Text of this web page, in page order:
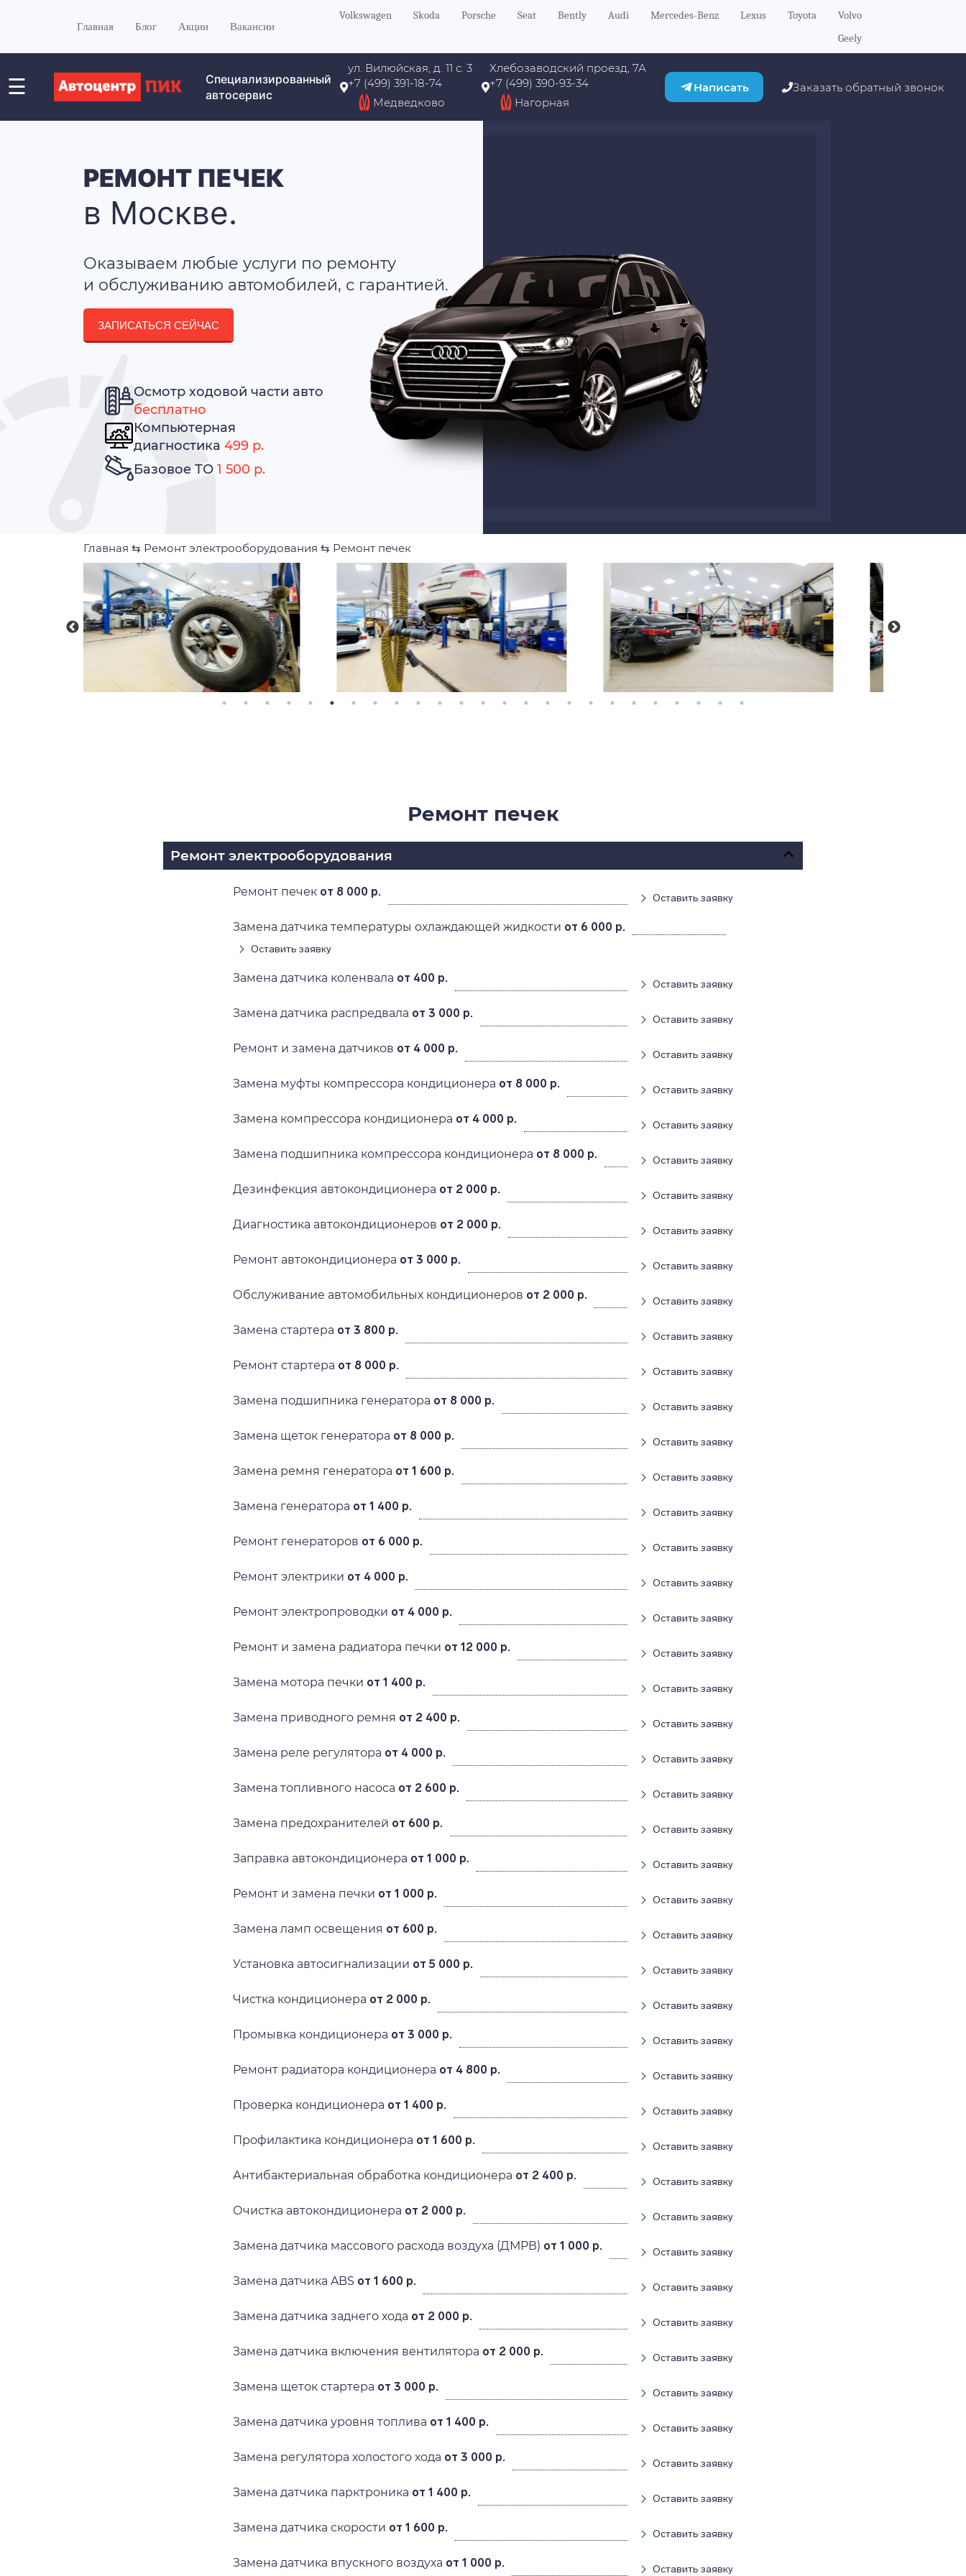
Главная Блог Акции Вакансии
Volkswagen Skoda Porsche Seat Bently Audi Mercedes-Benz Lexus Toyota
Volvo
Geely
☰
Специализированный
автосервис
ул. Вилюйская, д. 11 с. 3
+7 (499) 391-18-74
Медведково
Хлебозаводский проезд, 7А
+7 (499) 390-93-34
Нагорная
Написать Заказать обратный звонок
РЕМОНТ ПЕЧЕК
в Москве.
Оказываем любые услуги по ремонту
и обслуживанию автомобилей, с гарантией.
ЗАПИСАТЬСЯ СЕЙЧАС
Осмотр ходовой части авто
бесплатно
Компьютерная
диагностика 499 р.
Базовое ТО 1 500 р.
Главная ⇆ Ремонт электрооборудования ⇆ Ремонт печек
Ремонт печек
Ремонт электрооборудования
Ремонт печек от 8 000 р. Оставить заявку
Замена датчика температуры охлаждающей жидкости от 6 000 р.
Оставить заявку
Замена датчика коленвала от 400 р. Оставить заявку
Замена датчика распредвала от 3 000 р. Оставить заявку
Ремонт и замена датчиков от 4 000 р. Оставить заявку
Замена муфты компрессора кондиционера от 8 000 р. Оставить заявку
Замена компрессора кондиционера от 4 000 р. Оставить заявку
Замена подшипника компрессора кондиционера от 8 000 р. Оставить заявку
Дезинфекция автокондиционера от 2 000 р. Оставить заявку
Диагностика автокондиционеров от 2 000 р. Оставить заявку
Ремонт автокондиционера от 3 000 р. Оставить заявку
Обслуживание автомобильных кондиционеров от 2 000 р. Оставить заявку
Замена стартера от 3 800 р. Оставить заявку
Ремонт стартера от 8 000 р. Оставить заявку
Замена подшипника генератора от 8 000 р. Оставить заявку
Замена щеток генератора от 8 000 р. Оставить заявку
Замена ремня генератора от 1 600 р. Оставить заявку
Замена генератора от 1 400 р. Оставить заявку
Ремонт генераторов от 6 000 р. Оставить заявку
Ремонт электрики от 4 000 р. Оставить заявку
Ремонт электропроводки от 4 000 р. Оставить заявку
Ремонт и замена радиатора печки от 12 000 р. Оставить заявку
Замена мотора печки от 1 400 р. Оставить заявку
Замена приводного ремня от 2 400 р. Оставить заявку
Замена реле регулятора от 4 000 р. Оставить заявку
Замена топливного насоса от 2 600 р. Оставить заявку
Замена предохранителей от 600 р. Оставить заявку
Заправка автокондиционера от 1 000 р. Оставить заявку
Ремонт и замена печки от 1 000 р. Оставить заявку
Замена ламп освещения от 600 р. Оставить заявку
Установка автосигнализации от 5 000 р. Оставить заявку
Чистка кондиционера от 2 000 р. Оставить заявку
Промывка кондиционера от 3 000 р. Оставить заявку
Ремонт радиатора кондиционера от 4 800 р. Оставить заявку
Проверка кондиционера от 1 400 р. Оставить заявку
Профилактика кондиционера от 1 600 р. Оставить заявку
Антибактериальная обработка кондиционера от 2 400 р. Оставить заявку
Очистка автокондиционера от 2 000 р. Оставить заявку
Замена датчика массового расхода воздуха (ДМРВ) от 1 000 р. Оставить заявку
Замена датчика ABS от 1 600 р. Оставить заявку
Замена датчика заднего хода от 2 000 р. Оставить заявку
Замена датчика включения вентилятора от 2 000 р. Оставить заявку
Замена щеток стартера от 3 000 р. Оставить заявку
Замена датчика уровня топлива от 1 400 р. Оставить заявку
Замена регулятора холостого хода от 3 000 р. Оставить заявку
Замена датчика парктроника от 1 400 р. Оставить заявку
Замена датчика скорости от 1 600 р. Оставить заявку
Замена датчика впускного воздуха от 1 000 р. Оставить заявку